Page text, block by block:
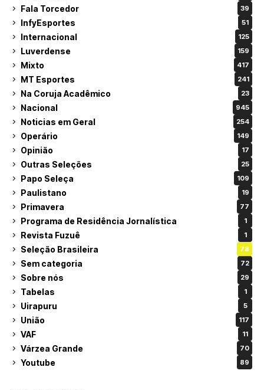
Fala Torcedor 39
InfyEsportes 51
Internacional 125
Luverdense 159
Mixto 417
MT Esportes 241
Na Coruja Acadêmico 23
Nacional 945
Noticias em Geral 254
Operário 149
Opinião 17
Outras Seleções 25
Papo Seleça 109
Paulistano 19
Primavera 77
Programa de Residência Jornalística 1
Revista Fuzuê 1
Seleção Brasileira 78
Sem categoria 72
Sobre nós 29
Tabelas 1
Uirapuru 5
União 117
VAF 11
Várzea Grande 70
Youtube 89